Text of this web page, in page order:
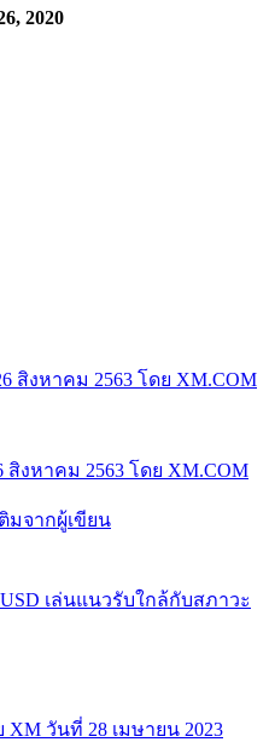
2020
สิงหาคม 2563 โดย XM.COM
สิงหาคม 2563 โดย XM.COM
มจากผู้เขียน
เล่นแนวรับใกล้กับสภาวะ
XM วันที่ 28 เมษายน 2023